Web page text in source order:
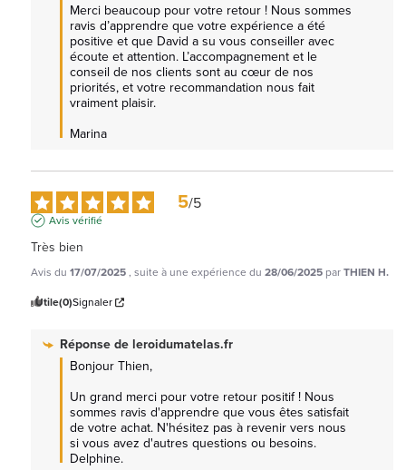
Merci beaucoup pour votre retour ! Nous sommes
ravis d’apprendre que votre expérience a été
positive et que David a su vous conseiller avec
écoute et attention. L’accompagnement et le
conseil de nos clients sont au cœur de nos
priorités, et votre recommandation nous fait
vraiment plaisir.
Marina
5/5
Avis vérifié
Très bien
Avis du 17/07/2025, suite à une expérience du 28/06/2025 parTHIEN H.
Utile(0)Signaler
Réponse deleroidumatelas.fr
Bonjour Thien,
Un grand merci pour votre retour positif ! Nous
sommes ravis d'apprendre que vous êtes satisfait
de votre achat. N'hésitez pas à revenir vers nous
si vous avez d'autres questions ou besoins.
Delphine.